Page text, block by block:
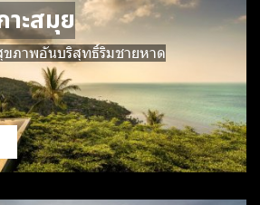
ะสมุย
ภาพอันบริสุทธิ์ริมชายหาด